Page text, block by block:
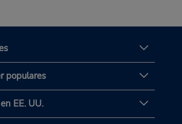
populares
EE. UU.